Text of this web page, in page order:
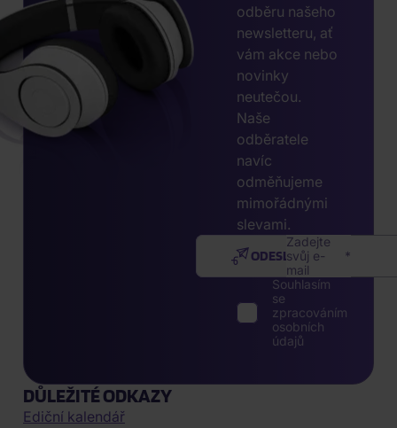
odběru našeho
newsletteru, ať
vám akce nebo
novinky
neutečou.
Naše
odběratele
navíc
odměňujeme
mimořádnými
slevami.
Zadejte
svůj e-
mail
ODESLAT
Souhlasím
se
zpracováním
osobních
údajů
DŮLEŽITÉ ODKAZY
Ediční kalendář